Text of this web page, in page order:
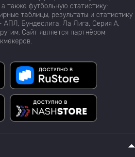
также футбольную статистику:
таблицы, результаты и статистику
Бундеслига, Ла Лига, Серия А,
Сайт является партнёром